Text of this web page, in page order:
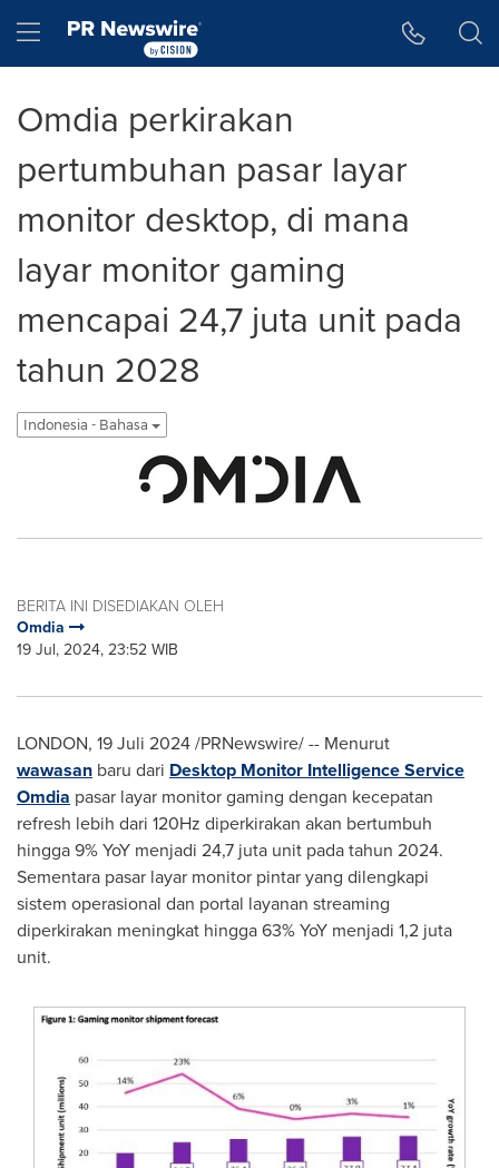
Hamburger menu
Omdia perkirakan
pertumbuhan pasar layar
monitor desktop, di mana
layar monitor gaming
mencapai 24,7 juta unit pada
tahun 2028
Indonesia - Bahasa
BERITA INI DISEDIAKAN OLEH
Omdia
19 Jul, 2024, 23:52 WIB
LONDON, 19 Juli 2024/PRNewswire/ -- Menurut
wawasan baru dari Desktop Monitor Intelligence Service
Omdia pasar layar monitor gaming dengan kecepatan
refresh lebih dari 120Hz diperkirakan akan bertumbuh
hingga 9% YoY menjadi 24,7 juta unit pada tahun 2024.
Sementara pasar layar monitor pintar yang dilengkapi
sistem operasional dan portal layanan streaming
diperkirakan meningkat hingga 63% YoY menjadi 1,2 juta
unit.